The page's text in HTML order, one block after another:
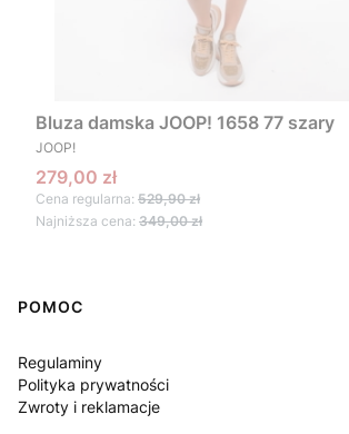
Bluza damska JOOP! 1658 77 szary
PRODUCENT
JOOP!
Cena promocyjna
279,00 zł
Cena regularna: 529,90 zł
Najniższa cena: 349,00 zł
Linki w stopce
POMOC
Regulaminy
Polityka prywatności
Zwroty i reklamacje